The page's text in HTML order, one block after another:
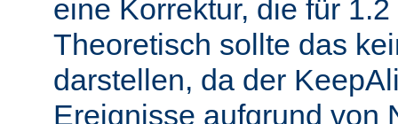
eine Korrektur, die für
Theoretisch sollte das
darstellen, da der
Ereignisse aufgrund von